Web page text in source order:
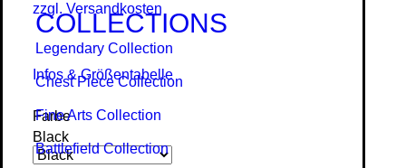
COLLECTIONS
Legendary Collection
Chest Piece Collection
Fine Arts Collection
Battlefield Collection
zzgl. Versandkosten
Infos & Größentabelle
Farbe
Black